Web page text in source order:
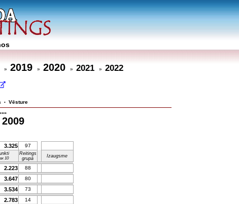
2019» 2020» 2021» 2022
• Vēsture
3.325 97
10
Reitings
grupā
Izaugsme
2.223
88
3.647
80
3.534
73
2.783
14